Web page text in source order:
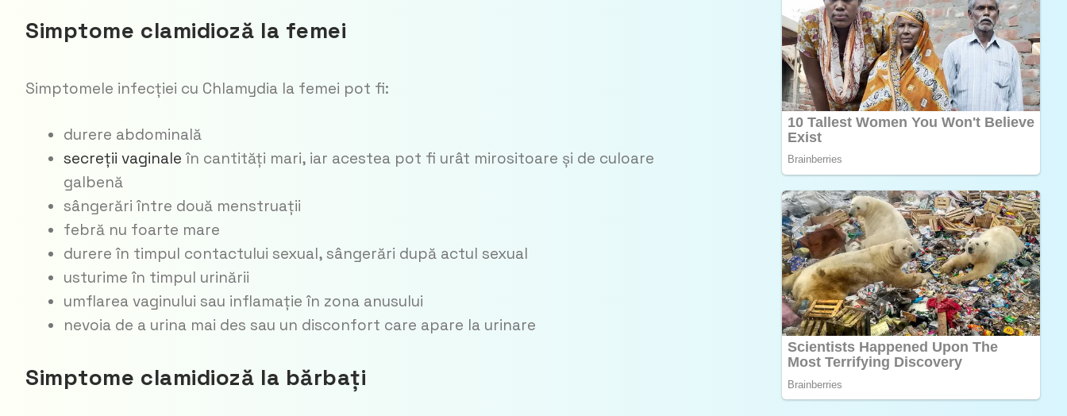
Simptome clamidioză la femei
Simptomele infecției cu Chlamydia la femei pot fi:
durere abdominală
secreții vaginale în cantități mari, iar acestea pot fi urât mirositoare și de culoare
galbenă
sângerări între două menstruații
febră nu foarte mare
durere în timpul contactului sexual, sângerări după actul sexual
usturime în timpul urinării
umflarea vaginului sau inflamație în zona anusului
nevoia de a urina mai des sau un disconfort care apare la urinare
Simptome clamidioză la bărbați